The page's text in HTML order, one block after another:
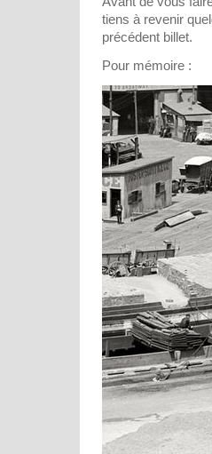
tiens à revenir
précédent billet.
Pour mémoire :